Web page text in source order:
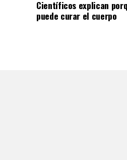
Científicos explican
puede curar el cuerpo